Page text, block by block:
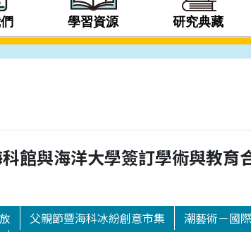
學習資源 研究典藏
館與海洋大學簽訂學術與教育
父親節暨海科冰紛創意市集 潮藝術－國